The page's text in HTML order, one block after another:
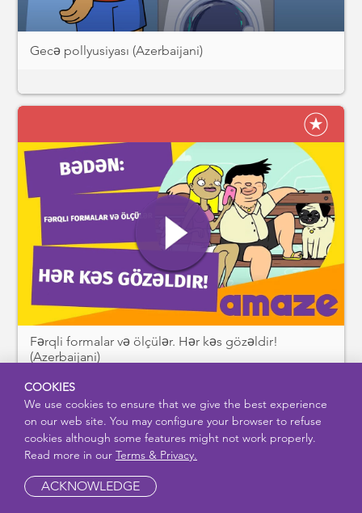
Gecə pollyusiyası (Azerbaijani)
Fərqli formalar və ölçülər. Hər kəs gözəldir!
(Azerbaijani)
COOKIES
We use cookies to ensure that we give the best experience
on our web site. You may configure your browser to refuse
cookies although some features might not work properly.
Read more in our Terms & Privacy.
ACKNOWLEDGE